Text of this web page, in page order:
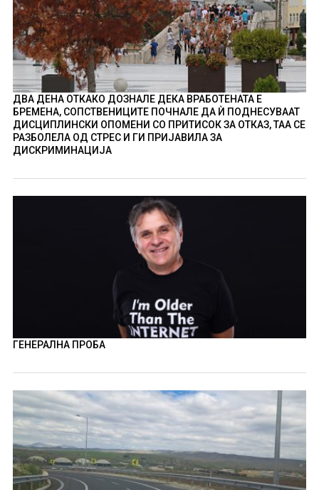
ДВА ДЕНА ОТКАКО ДОЗНАЛЕ ДЕКА ВРАБОТЕНАТА Е
БРЕМЕНА, СОПСТВЕНИЦИТЕ ПОЧНАЛЕ ДА Ѝ ПОДНЕСУВААТ
ДИСЦИПЛИНСКИ ОПОМЕНИ СО ПРИТИСОК ЗА ОТКАЗ, ТАА СЕ
РАЗБОЛЕЛА ОД СТРЕС И ГИ ПРИЈАВИЛА ЗА
ДИСКРИМИНАЦИЈА
ГЕНЕРАЛНА ПРОБА